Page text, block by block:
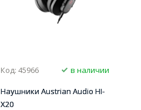
Код: 45966
в наличии
Наушники Austrian Audio HI-
X20